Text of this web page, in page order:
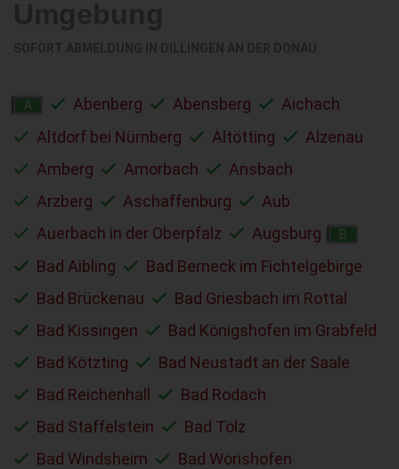
A Abenberg Abensberg
Aichach
Altdorf bei Nürnberg
Altötting
Alzenau
Amberg
Amorbach
Ansbach
Arzberg
Aschaffenburg
Aub
Auerbach in der Oberpfalz
Augsburg B
Bad Aibling
Bad Berneck im Fichtelgebirge
Bad Brückenau
Bad Griesbach im Rottal
Bad Kissingen
Bad Königshofen im Grabfeld
Bad Kötzting
Bad Neustadt an der Saale
Bad Reichenhall
Bad Rodach
Bad Staffelstein
Bad Tölz
Bad Windsheim
Bad Wörishofen